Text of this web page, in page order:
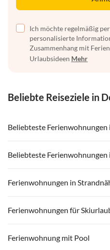
Ich möchte regelmäßig
personalisierte
Zusammenhang mit
Urlaubsideen Mehr
Beliebte Reiseziele in
Beliebteste Ferienwohnungen
Ferienwohnungen in Deutschland
Ferienwohnungen in Ostsee
Ferienwohnungen in Nordsee
Ferienwohnungen in Mecklenburg-
Ferienwohnungen in Niedersachsen
Beliebteste Ferienwohnungen
Ferienwohnungen in Deutschland
Ferienwohnungen in Ostsee
Ferienwohnungen in Nordsee
Ferienwohnungen in
Ferienwohnungen in Strandnähe in
Ferienwohnungen in Strandnähe in
Ferienwohnungen in Strandnähe in
Ferienwohnungen für
Ferienwohnungen für Skiurlaub in
Ferienwohnung mit Pool